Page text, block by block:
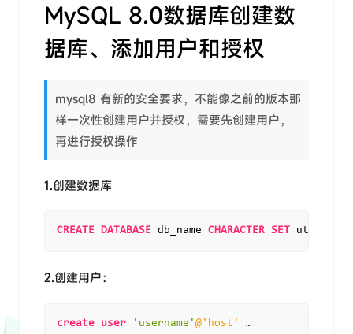
MySQL 8.0数据库创建数
据库、添加用户和授权
mysql8 有新的安全要求，不能像之前的版本那
样一次性创建用户并授权，需要先创建用户，
再进行授权操作
1.创建数据库
CREATE DATABASE db_name CHARACTER SET utf8mb4
2.创建用户：
create user 'username' @'host' …